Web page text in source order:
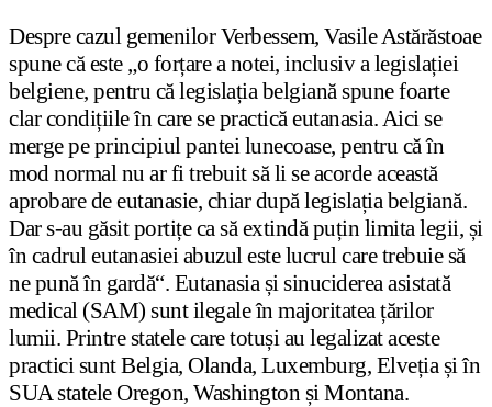
Despre cazul gemenilor Verbessem, Vasile Astărăstoae
spune că este „o forțare a notei, inclusiv a legislației
belgiene, pentru că legislația belgiană spune foarte
clar condițiile în care se practică eutanasia. Aici se
merge pe principiul pantei lunecoase, pentru că în
mod normal nu ar fi trebuit să li se acorde această
aprobare de eutanasie, chiar după legislația belgiană.
Dar s-au găsit portițe ca să extindă puțin limita legii, și
în cadrul eutanasiei abuzul este lucrul care trebuie să
ne pună în gardă“. Eutanasia și sinuciderea asistată
medical (SAM) sunt ilegale în majoritatea țărilor
lumii. Printre statele care totuși au legalizat aceste
practici sunt Belgia, Olanda, Luxemburg, Elveția și în
SUA statele Oregon, Washington și Montana.